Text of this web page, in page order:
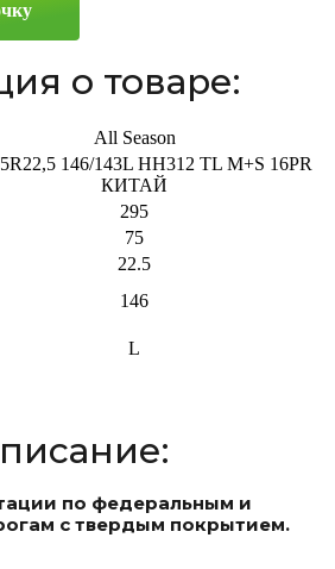
о товаре:
All Season
146/143L HH312 TL M+S 16PR
КИТАЙ
295
75
22.5
146
L
по федеральным и
с твердым покрытием.